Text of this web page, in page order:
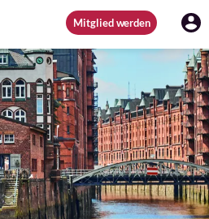
Mitglied werden